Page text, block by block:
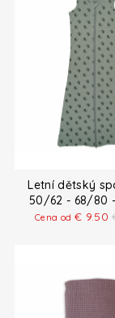
Letní dětský
50/62 - 68/80
Cena od € 9.50